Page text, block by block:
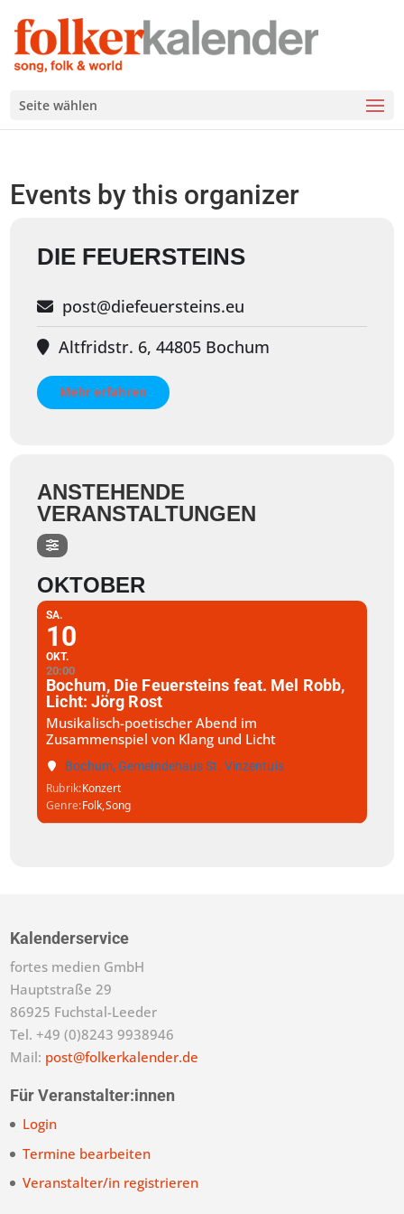
Seite wählen
Events by this organizer
DIE FEUERSTEINS
post@diefeuersteins.eu
Altfridstr. 6, 44805 Bochum
Mehr erfahren
ANSTEHENDE
VERANSTALTUNGEN
OKTOBER
SA.
10
OKT.
20:00
Bochum, Die Feuersteins feat. Mel Robb,
Licht: Jörg Rost
Musikalisch-poetischer Abend im
Zusammenspiel von Klang und Licht
Bochum, Gemeindehaus St. Vinzentuis
Rubrik Konzert
Genre Folk,Song
Kalenderservice
fortes medien GmbH
Hauptstraße 29
86925 Fuchstal-Leeder
Tel. +49 (0)8243 9938946
Mail: post@folkerkalender.de
Für Veranstalter:innen
Login
Termine bearbeiten
Veranstalter/in registrieren